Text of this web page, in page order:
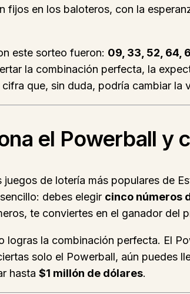
fijos en los baloteros, con la
este sorteo fueron: 09, 33, 52, 64,
la combinación perfecta, la
cifra que, sin duda, podría cambiar la
el Powerball y
juegos de lotería más populares de
debes elegir cinco números
te conviertes en el ganador del
logras la combinación perfecta. El
solo el Powerball, aún puedes
hasta $1 millón de dólares.